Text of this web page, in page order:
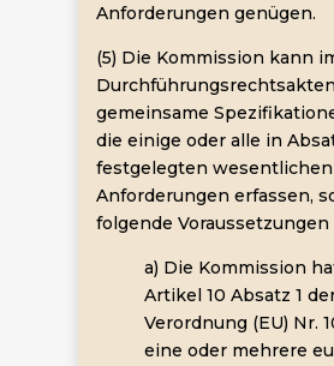
Anforderungen genügen.
(5) Die Kommission kann
Durchführungsrechtsakten
gemeinsame
die einige oder alle in
festgelegten wesentlichen
Anforderungen erfassen,
folgende
a) Die Kommission
Artikel 10 Absatz 1
Verordnung (EU) Nr.
eine oder mehrere